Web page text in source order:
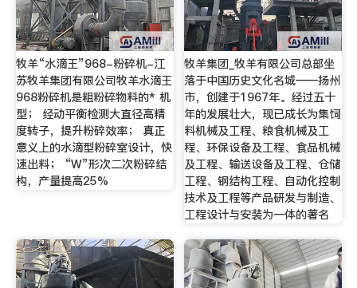
牧羊“水滴王”968-粉碎机-江
苏牧羊集团有限公司牧羊水滴王
968粉碎机是粗粉碎物料的* 机
型； 经动平衡检测大直径高精
度转子，提升粉碎效率； 真正
意义上的水滴型粉碎室设计，快
速出料； “W”形次二次粉碎结
构，产量提高25%
牧羊集团_牧羊有限公司总部坐
落于中国历史文化名城——扬州
市，创建于1967年。经过五十
年的发展壮大，现已成长为集饲
料机械及工程、粮食机械及工
程、环保设备及工程、食品机械
及工程、输送设备及工程、仓储
工程、钢结构工程、自动化控制
技术及工程等产品研发与制造、
工程设计与安装为一体的著名